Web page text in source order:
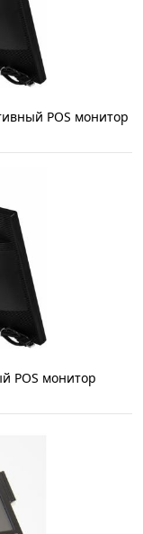
POS монитор
POS монитор